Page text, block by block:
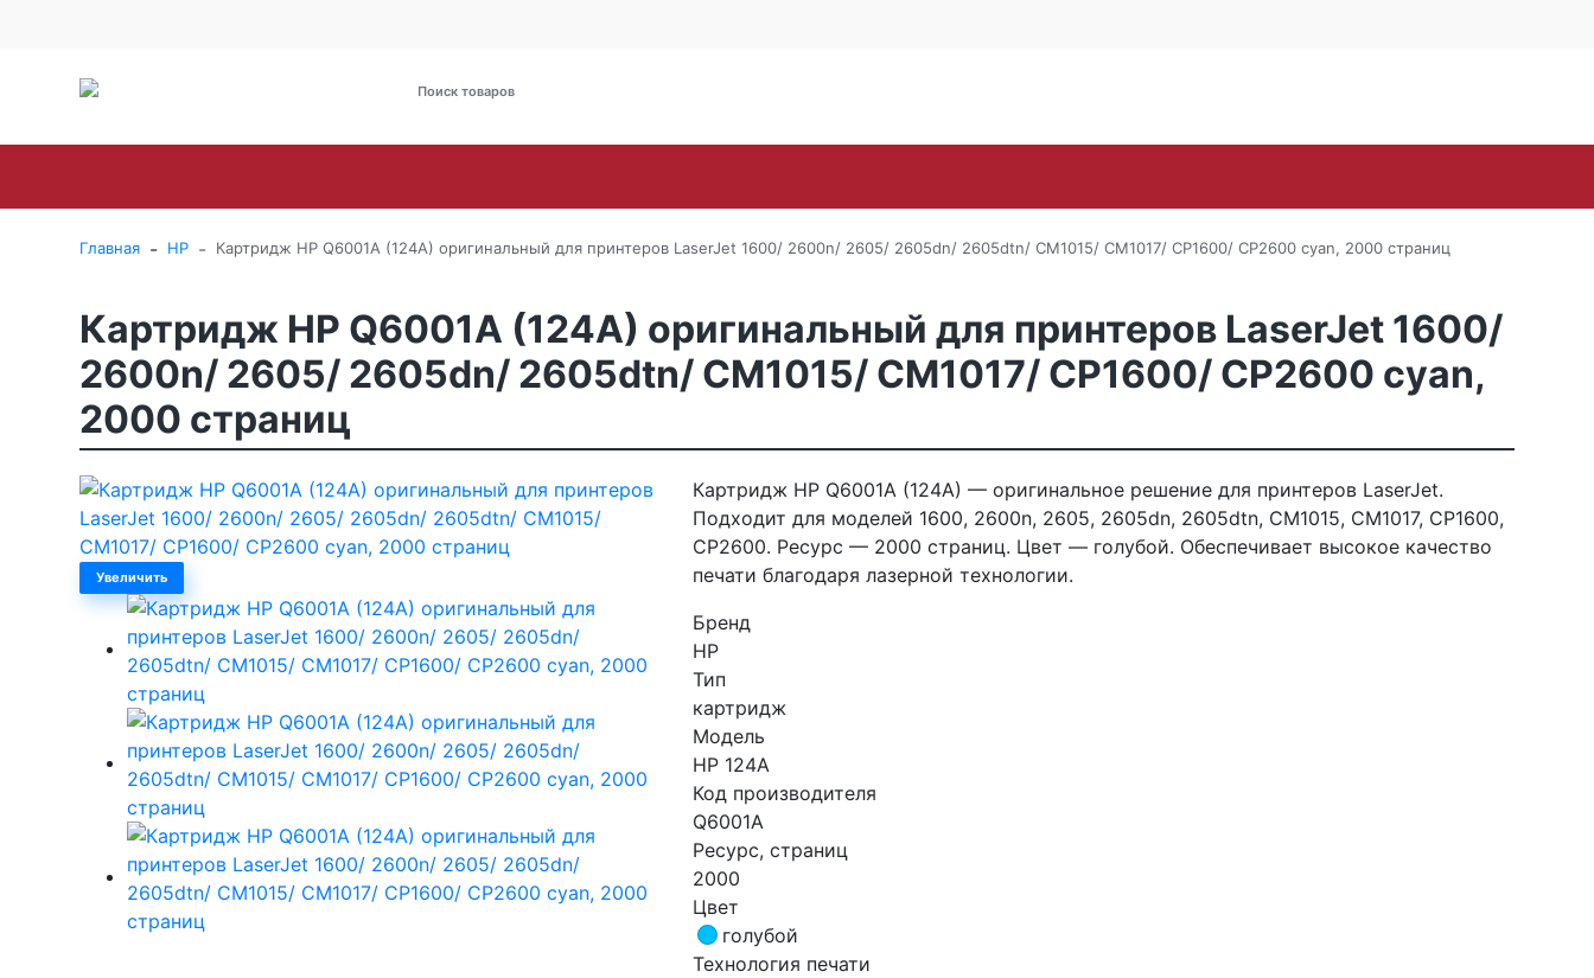
Главная - HP - Картридж HP Q6001A (124A) оригинальный для принтеров LaserJet 1600/ 2600n/ 2605/ 2605dn/ 2605dtn/ CM1015/ CM1017/ CP1600/ CP2600 cyan, 2000 страниц
Картридж HP Q6001A (124A) оригинальный для принтеров LaserJet 1600/
2600n/ 2605/ 2605dn/ 2605dtn/ CM1015/ CM1017/ CP1600/ CP2600 cyan,
2000 страниц
Увеличить
Картридж HP Q6001A (124A) — оригинальное решение для принтеров LaserJet.
Подходит для моделей 1600, 2600n, 2605, 2605dn, 2605dtn, CM1015, CM1017, CP1600,
CP2600. Ресурс — 2000 страниц. Цвет — голубой. Обеспечивает высокое качество
печати благодаря лазерной технологии.
Бренд
HP
Тип
картридж
Модель
HP 124A
Код производителя
Q6001A
Ресурс, страниц
2000
Цвет
голубой
Технология печати